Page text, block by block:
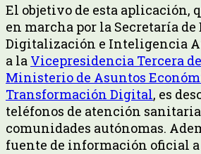
El objetivo de esta aplicación,
en marcha por la Secretaría de
Digitalización e Inteligencia
a la Vicepresidencia Tercera
Ministerio de Asuntos
Transformación Digital, es
teléfonos de atención
comunidades autónomas.
fuente de información oficial